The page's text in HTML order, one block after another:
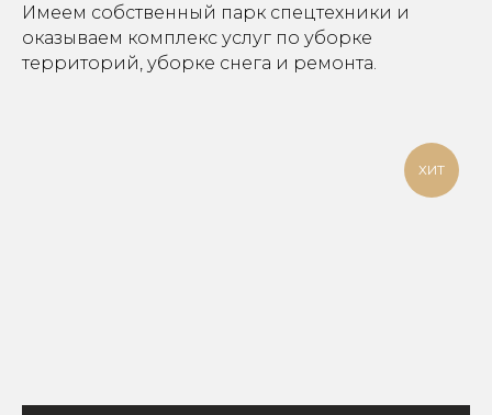
Имеем собственный парк спецтехники и
оказываем комплекс услуг по уборке
территорий, уборке снега и ремонта.
ХИТ